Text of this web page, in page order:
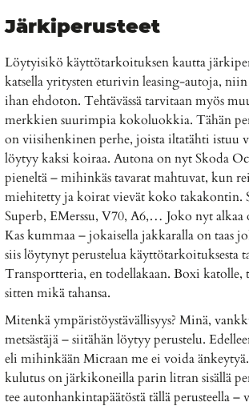
Järkiperusteet
Löytyisikö käyttötarkoituksen kautta
katsella yritysten eturivin leasing-autoja,
ihan ehdoton. Tehtävässä tarvitaan myös
merkkien suurimpia kokoluokkia. Tähän
on viisihenkinen perhe, joista iltatähti istuu
löytyy kaksi koiraa. Autona on nyt Skoda
pieneltä – mihinkäs tavarat mahtuvat, kun
miehitetty ja koirat vievät koko takakontin.
Superb, EMerssu, V70, A6,… Joko nyt
Kas kummaa – jokaisella jakkaralla on taas
siis löytynyt perustelua käyttötarkoituksesta
Transportteria, en todellakaan. Boxi katolle,
sitten mikä tahansa.
Mitenkä ympäristöystävällisyys? Minä,
metsästäjä – siitähän löytyy perustelu.
eli mihinkään Micraan me ei voida
kulutus on järkikoneilla parin litran sisällä
tee autonhankintapäätöstä tällä perusteella –